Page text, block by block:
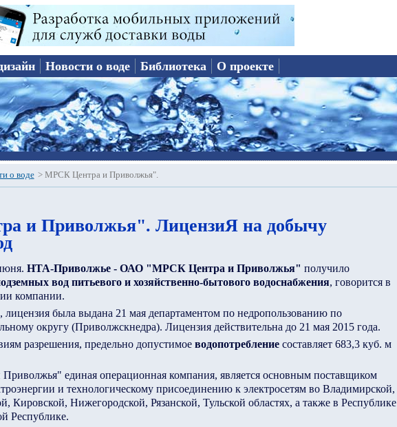
Новости о воде Библиотека О проекте
о воде > МРСК Центра и Приволжья".
и Приволжья". ЛицензиЯ на добычу
НТА-Приволжье - ОАО "МРСК Центра и Приволжья" получило
вод питьевого и хозяйственно-бытового водоснабжения, говорится в
компании.
была выдана 21 мая департаментом по недропользованию по
округу (Приволжскнедра). Лицензия действительна до 21 мая 2015 года.
разрешения, предельно допустимое водопотреблениесоставляет 683,3 куб. м
единая операционная компания, является основным поставщиком
и технологическому присоединению к электросетям во Владимирской,
Кировской, Нижегородской, Рязанской, Тульской областях, а также в Республике
Республике.